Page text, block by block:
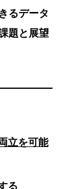
るデータ
題と展望
立を可能
る